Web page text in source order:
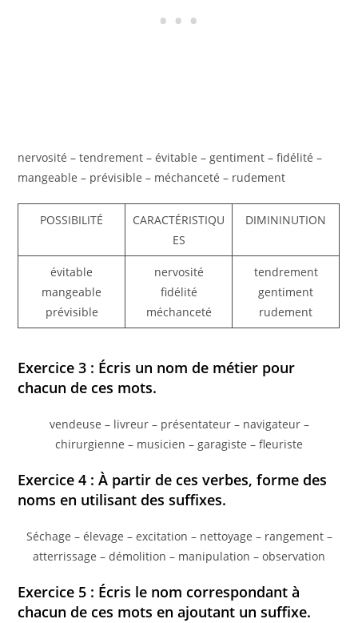
nervosité – tendrement – évitable – gentiment – fidélité –
mangeable – prévisible – méchanceté – rudement
POSSIBILITÉ
CARACTÉRISTIQU
ES
DIMININUTION
évitable
mangeable
prévisible
nervosité
fidélité
méchanceté
tendrement
gentiment
rudement
Exercice 3 : Écris un nom de métier pour
chacun de ces mots.
vendeuse – livreur – présentateur – navigateur –
chirurgienne – musicien – garagiste – fleuriste
Exercice 4 : À partir de ces verbes, forme des
noms en utilisant des suffixes.
Séchage – élevage – excitation – nettoyage – rangement –
atterrissage – démolition – manipulation – observation
Exercice 5 : Écris le nom correspondant à
chacun de ces mots en ajoutant un suffixe.